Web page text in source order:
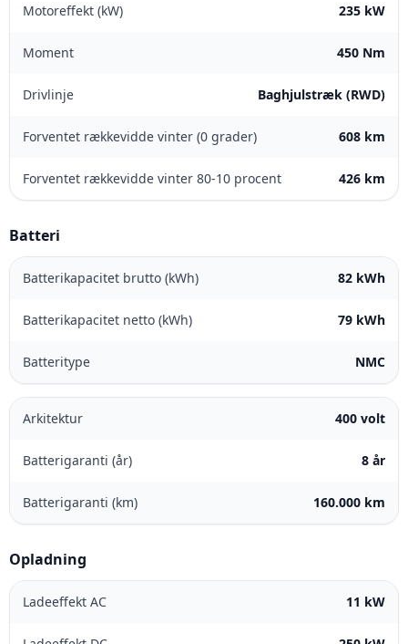
Motoreffekt (kW) 235 kW
Moment 450 Nm
Drivlinje Baghjulstræk (RWD)
Forventet rækkevidde vinter (0 grader) 608 km
Forventet rækkevidde vinter 80-10 procent 426 km
Batteri
Batterikapacitet brutto (kWh) 82 kWh
Batterikapacitet netto (kWh) 79 kWh
Batteritype NMC
Arkitektur 400 volt
Batterigaranti (år) 8 år
Batterigaranti (km) 160.000 km
Opladning
Ladeeffekt AC 11 kW